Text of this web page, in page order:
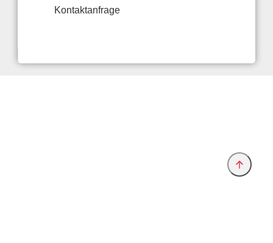
Kontaktanfrage